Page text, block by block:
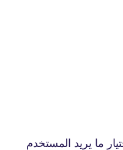
ما يريد المستخدم